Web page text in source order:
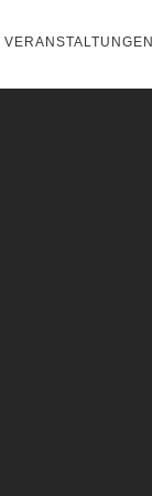
VERANSTALTUNGEN